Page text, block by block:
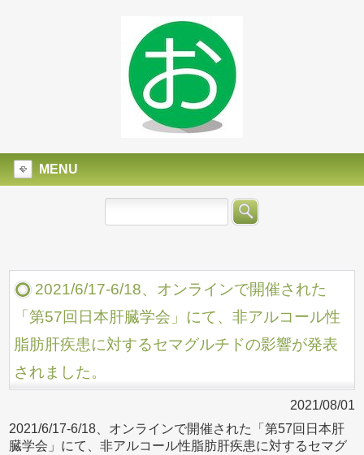
MENU
2021/6/17-6/18、オンラインで開催された
「第57回日本肝臓学会」にて、非アルコール性
脂肪肝疾患に対するセマグルチドの影響が発表
されました。
2021/08/01
2021/6/17-6/18、オンラインで開催された「第57回日本肝
臓学会」にて、非アルコール性脂肪肝疾患に対するセマグ